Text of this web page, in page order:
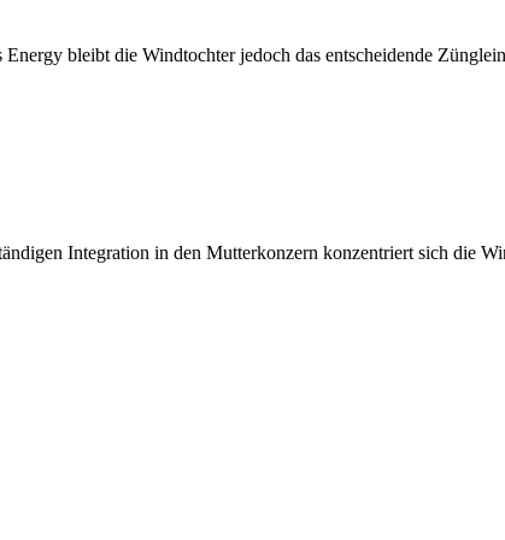
bleibt die Windtochter jedoch das entscheidende
Integration in den Mutterkonzern konzentriert sich die